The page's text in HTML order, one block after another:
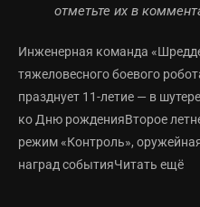
отметьте их в
Инженерная команда
тяжеловесного боевого
празднует 11-летие — в
ко Дню рожденияВторое
режим «Контроль»,
наград событияЧитать ещё